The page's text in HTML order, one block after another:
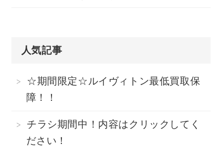
人気記事
☆期間限定☆ルイヴィトン最低買取保
障！！
チラシ期間中！内容はクリックしてく
ださい！